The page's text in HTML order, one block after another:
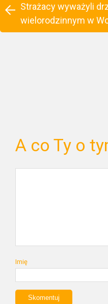
Strażacy wyważyli
wielorodzinnym w
A co Ty o
Imię